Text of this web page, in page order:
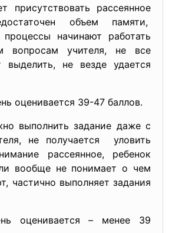
присутствовать рассеянное
объем памяти,
начинают работать
вопросам учителя, не все
не везде удается
оценивается 39-47 баллов.
выполнить задание даже с
не получается уловить
рассеянное, ребенок
вообще не понимает о чем
частично выполняет задания
оценивается – менее 39